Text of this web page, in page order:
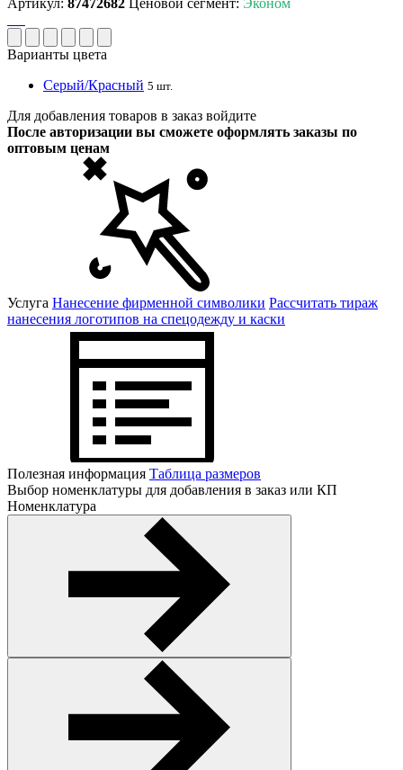
Варианты цвета
Серый/Красный 5 шт.
Для добавления товаров в заказ войдите
После авторизации вы сможете оформлять заказы по
оптовым ценам
Услуга Нанесение фирменной символики Рассчитать тираж
нанесения логотипов на спецодежду и каски
Полезная информация Таблица размеров
Выбор номенклатуры для добавления в заказ или КП
Номенклатура